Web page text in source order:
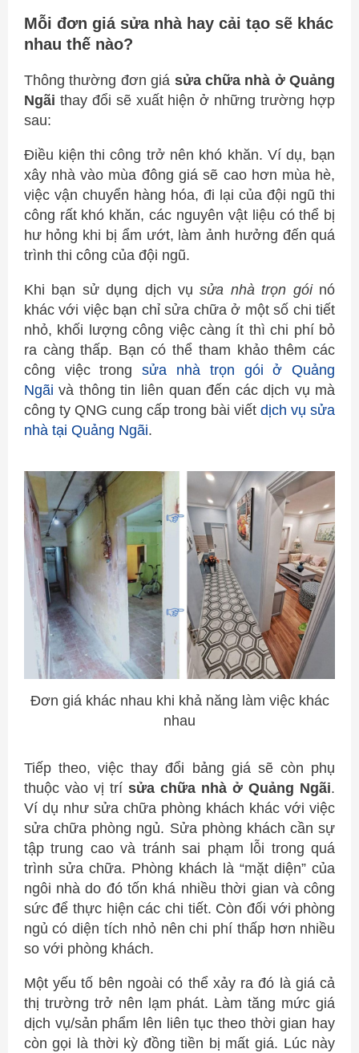
Mỗi đơn giá sửa nhà hay cải tạo sẽ khác
nhau thế nào?
Thông thường đơn giá sửa chữa nhà ở Quảng
Ngãi thay đổi sẽ xuất hiện ở những trường hợp
sau:
Điều kiện thi công trở nên khó khăn. Ví dụ, bạn
xây nhà vào mùa đông giá sẽ cao hơn mùa hè,
việc vận chuyển hàng hóa, đi lại của đội ngũ thi
công rất khó khăn, các nguyên vật liệu có thể bị
hư hỏng khi bị ẩm ướt, làm ảnh hưởng đến quá
trình thi công của đội ngũ.
Khi bạn sử dụng dịch vụsửa nhà trọn góinó
khác với việc bạn chỉ sửa chữa ở một số chi tiết
nhỏ, khối lượng công việc càng ít thì chi phí bỏ
ra càng thấp. Bạn có thể tham khảo thêm các
công việc trongsửa nhà trọn gói ở Quảng
Ngãi và thông tin liên quan đến các dịch vụ mà
công ty QNG cung cấp trong bài viếtdịch vụ sửa
nhà tại Quảng Ngãi.
Đơn giá khác nhau khi khả năng làm việc khác
nhau
Tiếp theo, việc thay đổi bảng giá sẽ còn phụ
thuộc vào vị trí sửa chữa nhà ở Quảng Ngãi.
Ví dụ như sửa chữa phòng khách khác với việc
sửa chữa phòng ngủ. Sửa phòng khách cần sự
tập trung cao và tránh sai phạm lỗi trong quá
trình sửa chữa. Phòng khách là “mặt diện” của
ngôi nhà do đó tốn khá nhiều thời gian và công
sức để thực hiện các chi tiết. Còn đối với phòng
ngủ có diện tích nhỏ nên chi phí thấp hơn nhiều
so với phòng khách.
Một yếu tố bên ngoài có thể xảy ra đó là giá cả
thị trường trở nên lạm phát. Làm tăng mức giá
dịch vụ/sản phẩm lên liên tục theo thời gian hay
còn gọi là thời kỳ đồng tiền bị mất giá. Lúc này